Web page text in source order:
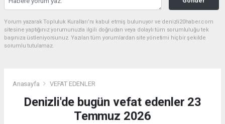
Yorum yazarak Topluluk Kuralları’nı kabul etmiş bulunuyor ve denizli20haber.com
sitesine yaptığınız yorumunuzla ilgili doğrudan veya dolaylı tüm sorumluluğu tek
başınıza üstleniyorsunuz. Yazılan tüm yorumlardan site yönetimi hiçbir şekilde
sorumlu tutulamaz.
Anasayfa VEFAT EDENLER
Denizli'de bugün vefat edenler 23
Temmuz 2026